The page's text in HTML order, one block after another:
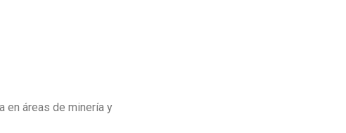
en áreas de minería y